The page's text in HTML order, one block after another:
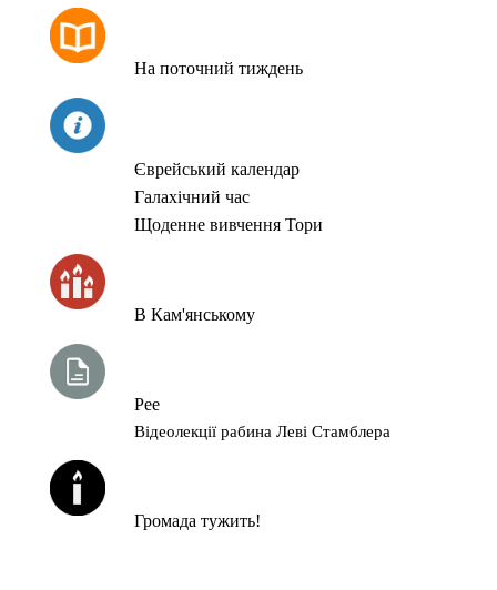
На поточний тиждень
Єврейський календар
Галахічний час
Щоденне вивчення Тори
В Кам'янському
Рее
Відеолекції рабина Леві Стамблера
Громада тужить!